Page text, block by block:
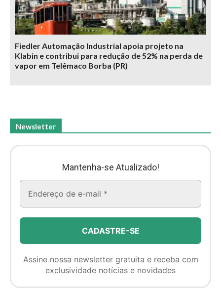
Fiedler Automação Industrial apoia projeto na
Klabin e contribui para redução de 52% na perda de
vapor em Telêmaco Borba (PR)
Newsletter
Mantenha-se Atualizado!
Assine nossa newsletter gratuita e receba com
exclusividade notícias e novidades